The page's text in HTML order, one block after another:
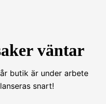
väntar
butik är under arbete
snart!